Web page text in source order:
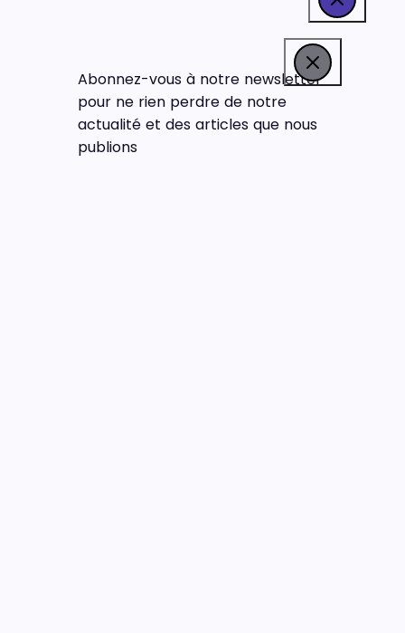
Abonnez-vous à notre newsletter
pour ne rien perdre de notre
actualité et des articles que nous
publions